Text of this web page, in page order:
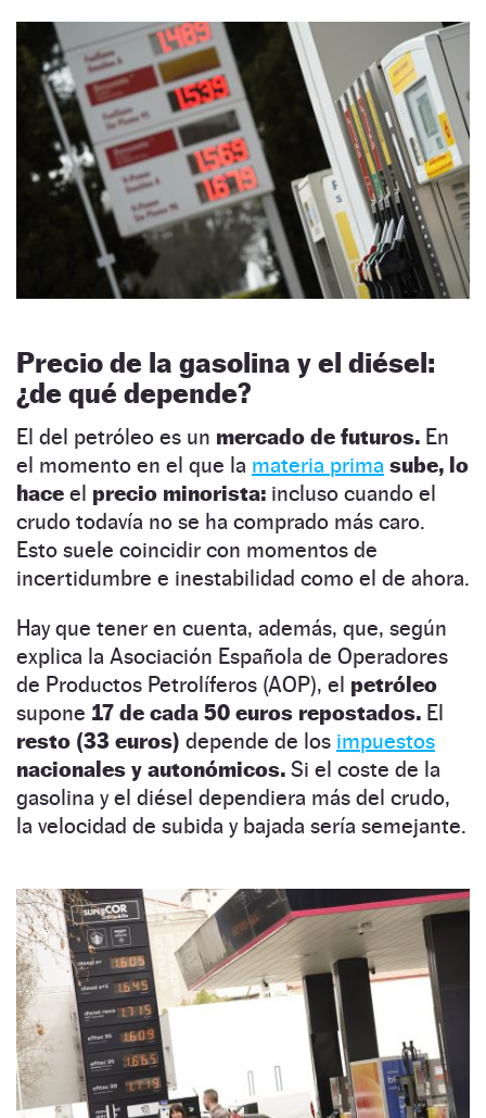
Precio de la gasolina y el diésel:
¿de qué depende?
El del petróleo es un mercado de futuros. En
el momento en el que la materia prima sube, lo
hace el precio minorista: incluso cuando el
crudo todavía no se ha comprado más caro.
Esto suele coincidir con momentos de
incertidumbre e inestabilidad como el de ahora.
Hay que tener en cuenta, además, que, según
explica la Asociación Española de Operadores
de Productos Petrolíferos (AOP), el petróleo
supone 17 de cada 50 euros repostados. El
resto (33 euros) depende de los impuestos
nacionales y autonómicos. Si el coste de la
gasolina y el diésel dependiera más del crudo,
la velocidad de subida y bajada sería semejante.